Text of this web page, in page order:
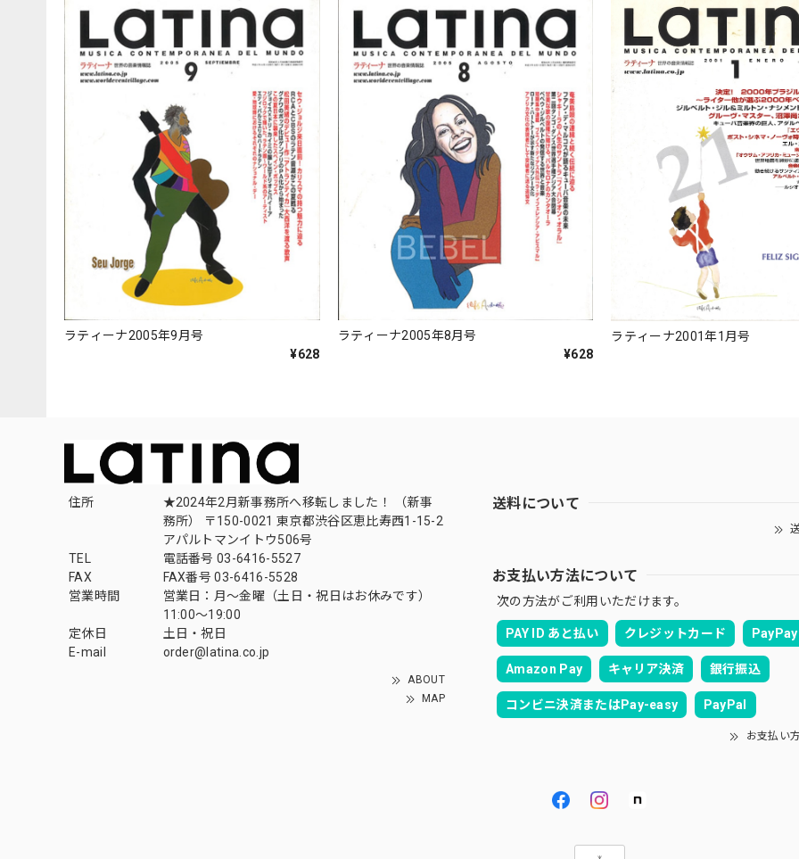
ラティーナ2005年9月号
¥628
ラティーナ2005年8月号
¥628
ラティーナ2001年1月号
住所
★2024年2月新事務所へ移転しました！ （新事
務所） 〒150-0021 東京都渋谷区恵比寿西1-15-2
アパルトマンイトウ506号
TEL
電話番号 03-6416-5527
FAX
FAX番号 03-6416-5528
営業時間
営業日：月〜金曜（土日・祝日はお休みです）
11:00〜19:00
定休日
土日・祝日
E-mail
order@latina.co.jp
ABOUT
MAP
送料について
お支払い方法について
次の方法がご利用いただけます。
PAY ID あと払い クレジットカード PayPay
Amazon Pay キャリア決済 銀行振込
コンビニ決済またはPay-easy PayPal
お支払い